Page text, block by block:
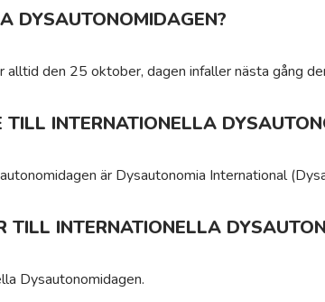
DYSAUTONOMIDAGEN?
alltid den 25 oktober, dagen infaller nästa gång
INTERNATIONELLA
är Dysautonomia International
TILL INTERNATIONELLA
Dysautonomidagen.